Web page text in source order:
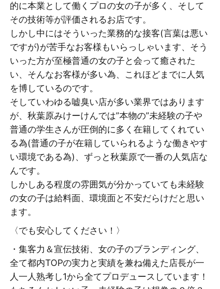
的に本業として働くプロの女の子が多く、そして
その技術等が評価されるお店です。
しかし中にはそういった業務的な接客(言葉は悪い
ですが)が苦手なお客様もいらっしゃいます、そう
いった方が至極普通の女の子と会って癒された
い、そんなお客様が多い為、これほどまでに人気
を博しているのです。
そしていわゆる嘘臭い店が多い業界ではあります
が、秋葉原みけーけんでは”本物の”未経験の子や
普通の学生さんが圧倒的に多く在籍してくれてい
る為(普通の子が在籍していられるような働きやす
い環境である為)、ずっと秋葉原で一番の人気店な
んです。
しかしある程度の雰囲気が分かっていても未経験
の女の子は給料面、環境面と不安だらけだと思い
ます。
〈でも安心してください！〉
・集客力＆宣伝技術、女の子のブランディング、
全て都内TOPの実力と実績を兼ね備えた店長が一
人一人熟考し1から全てプロデュースしています！